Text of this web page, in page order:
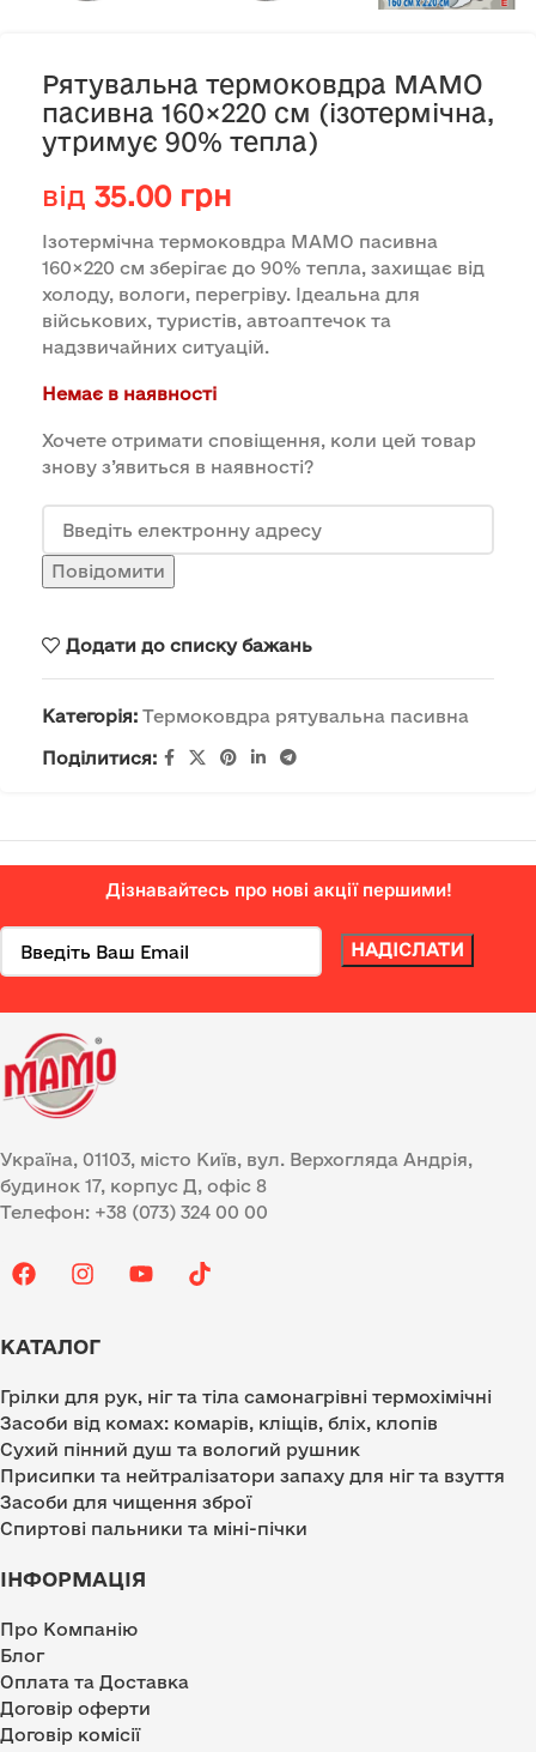
Рятувальна термоковдра МАМО
пасивна 160×220 см (ізотермічна,
утримує 90% тепла)
від 35.00 грн
Ізотермічна термоковдра МАМО пасивна
160×220 см зберігає до 90% тепла, захищає від
холоду, вологи, перегріву. Ідеальна для
військових, туристів, автоаптечок та
надзвичайних ситуацій.
Немає в наявності
Хочете отримати сповіщення, коли цей товар
знову з’явиться в наявності?
Повідомити
Додати до списку бажань
Категорія: Термоковдра рятувальна пасивна
Поділитися:
Дізнавайтесь про нові акції першими!
Україна, 01103, місто Київ, вул. Верхогляда Андрія,
будинок 17, корпус Д, офіс 8
Телефон: +38 (073) 324 00 00
КАТАЛОГ
Грілки для рук, ніг та тіла самонагрівні термохімічні
Засоби від комах: комарів, кліщів, бліх, клопів
Сухий пінний душ та вологий рушник
Присипки та нейтралізатори запаху для ніг та взуття
Засоби для чищення зброї
Спиртові пальники та міні-пічки
ІНФОРМАЦІЯ
Про Компанію
Блог
Оплата та Доставка
Договір оферти
Договір комісії